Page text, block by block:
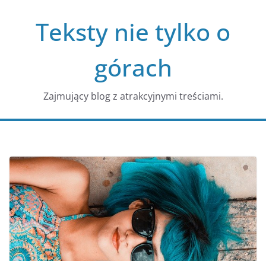
Teksty nie tylko o
górach
Zajmujący blog z atrakcyjnymi treściami.